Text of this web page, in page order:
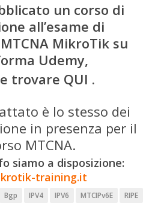
un corso di
all’esame di
MikroTik su
Udemy,
trovare QUI .
è lo stesso dei
in presenza per il
MTCNA.
siamo a disposizione:
training.it
Bgp IPV4 IPV6 MTCIPv6E RIPE